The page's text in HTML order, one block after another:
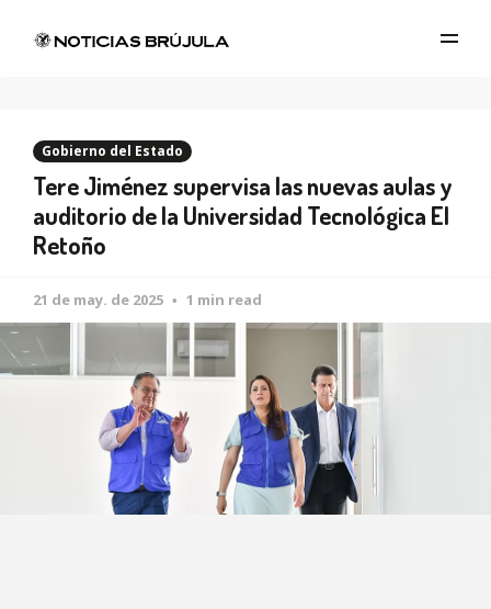
Gobierno del Estado
Tere Jiménez supervisa las nuevas aulas y
auditorio de la Universidad Tecnológica El
Retoño
21 de may. de 2025 1 min read